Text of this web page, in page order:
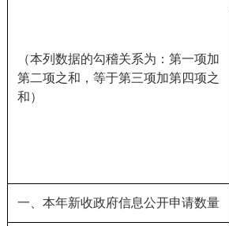
（本列数据的勾稽关系为：第一项加
第二项之和，等于第三项加第四项之
和）
一、本年新收政府信息公开申请数量